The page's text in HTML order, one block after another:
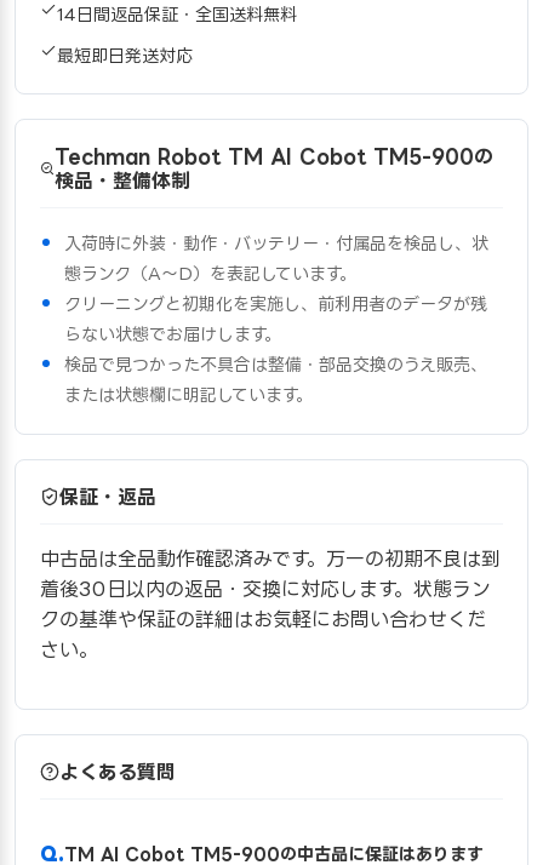
14日間返品保証・全国送料無料
最短即日発送対応
Techman Robot TM AI Cobot TM5-900の
検品・整備体制
入荷時に外装・動作・バッテリー・付属品を検品し、状
態ランク（A〜D）を表記しています。
クリーニングと初期化を実施し、前利用者のデータが残
らない状態でお届けします。
検品で見つかった不具合は整備・部品交換のうえ販売、
または状態欄に明記しています。
保証・返品
中古品は全品動作確認済みです。万一の初期不良は到
着後30日以内の返品・交換に対応します。状態ラン
クの基準や保証の詳細はお気軽にお問い合わせくだ
さい。
よくある質問
TM AI Cobot TM5-900の中古品に保証はあります